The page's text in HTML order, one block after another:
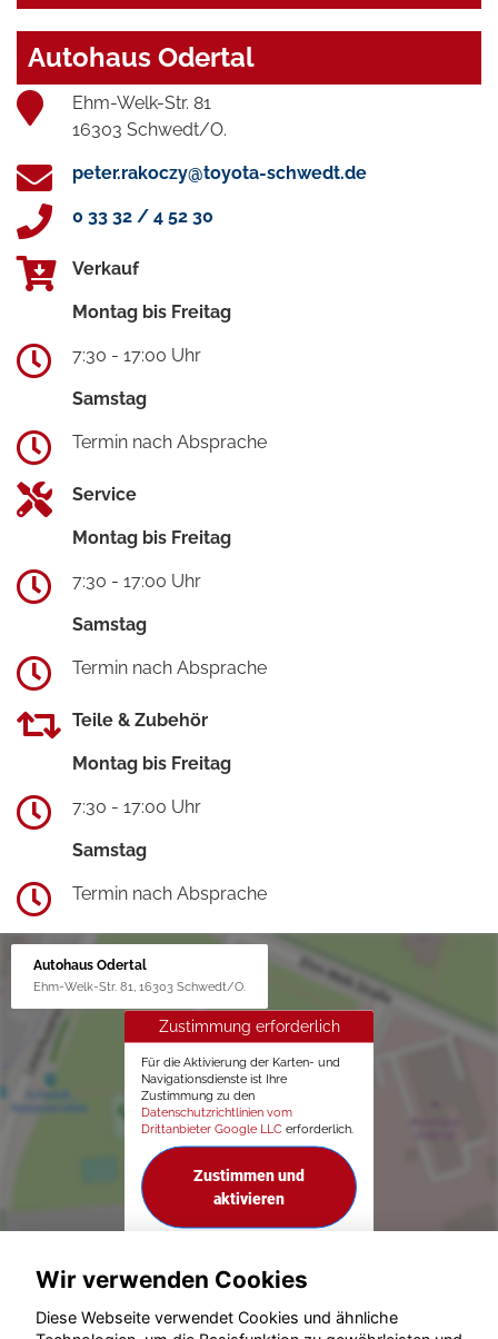
Autohaus Odertal
Ehm-Welk-Str. 81
16303 Schwedt/O.
peter.rakoczy@toyota-schwedt.de
0 33 32 / 4 52 30
Verkauf
Montag bis Freitag
7:30 - 17:00 Uhr
Samstag
Termin nach Absprache
Service
Montag bis Freitag
7:30 - 17:00 Uhr
Samstag
Termin nach Absprache
Teile & Zubehör
Montag bis Freitag
7:30 - 17:00 Uhr
Samstag
Termin nach Absprache
Autohaus Odertal
Ehm-Welk-Str. 81, 16303 Schwedt/O.
Zustimmung erforderlich
Für die Aktivierung der Karten- und
Navigationsdienste ist Ihre
Zustimmung zu den
Datenschutzrichtlinien vom
Drittanbieter Google LLC erforderlich.
Zustimmen und
aktivieren
Wir verwenden Cookies
Diese Webseite verwendet Cookies und ähnliche